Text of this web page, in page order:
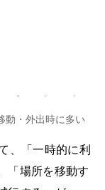
動・外出時に多い
、「一時的に利
「場所を移動す